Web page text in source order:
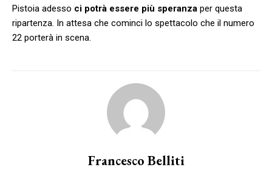
Pistoia adesso ci potrà essere più speranza per questa
ripartenza. In attesa che cominci lo spettacolo che il numero
22 porterà in scena.
Francesco Belliti